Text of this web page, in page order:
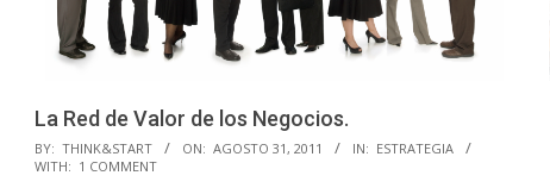
La Red de Valor de los Negocios.
2011-
08-
BY: THINK&START ON: AGOSTO 31, 2011 IN: ESTRATEGIA
WITH: 1 COMMENT